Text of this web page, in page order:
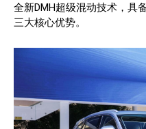
全新DMH超级混动技术，具
三大核心优势。